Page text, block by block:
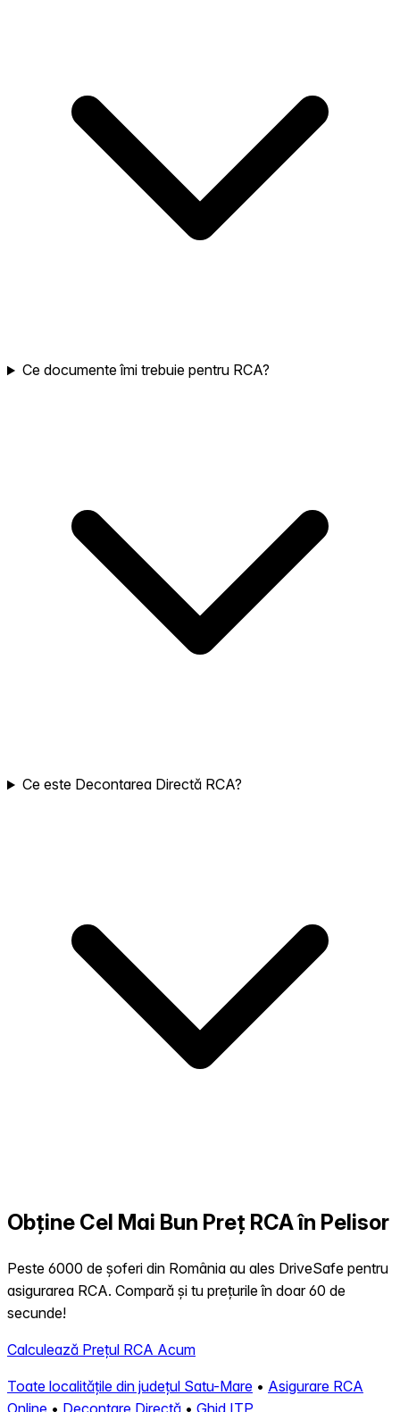
Ce documente îmi trebuie pentru RCA?
Ce este Decontarea Directă RCA?
Obține Cel Mai Bun Preț RCA în Pelisor
Peste 6000 de șoferi din România au ales DriveSafe pentru
asigurarea RCA. Compară și tu prețurile în doar 60 de
secunde!
Calculează Prețul RCA Acum
Toate localitățile din județul Satu-Mare • Asigurare RCA